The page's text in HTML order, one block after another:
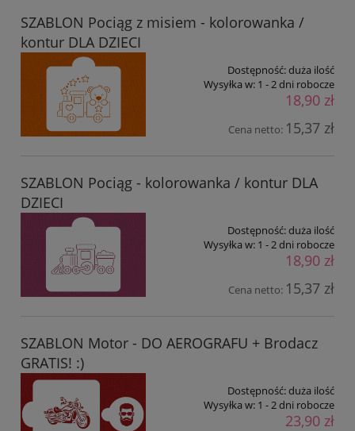
SZABLON Pociąg z misiem - kolorowanka /
kontur DLA DZIECI
Dostępność:duża ilość
Wysyłka w: 1 - 2 dni robocze
18,90 zł
Cena netto: 15,37 zł
SZABLON Pociąg - kolorowanka / kontur DLA
DZIECI
Dostępność:duża ilość
Wysyłka w: 1 - 2 dni robocze
18,90 zł
Cena netto: 15,37 zł
SZABLON Motor - DO AEROGRAFU + Brodacz
GRATIS! :)
Dostępność:duża ilość
Wysyłka w: 1 - 2 dni robocze
23,90 zł